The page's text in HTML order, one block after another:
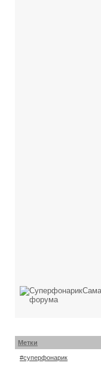
Метки
#суперфонарик